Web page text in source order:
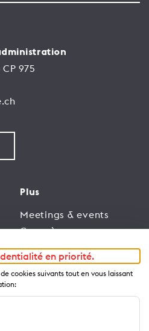
975
Plus
Meetings & events
Congrès
Trade
Espace Médias
Annonceurs
Brochures et guides
en priorité.
cookies suivants tout en vous laissant